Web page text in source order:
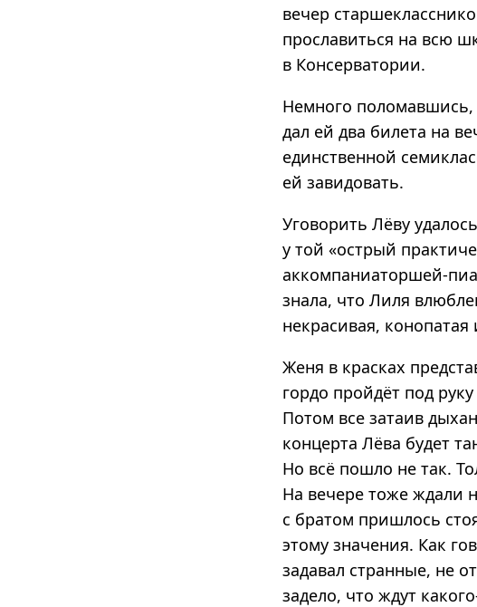
вечер
прославиться на всю
в Консерватории.
Немного поломавшись,
дал ей два билета на
единственной
ей завидовать.
Уговорить Лёву
у той «острый
аккомпа­ни­аторшей-
знала, что Лиля
некрасивая,
Женя в красках
гордо пройдёт под
Потом все затаив
концерта Лёва будет
Но всё пошло не так.
На вечере тоже ждали
с братом пришлось
этому значения. Как
задавал странные, не
задело, что ждут